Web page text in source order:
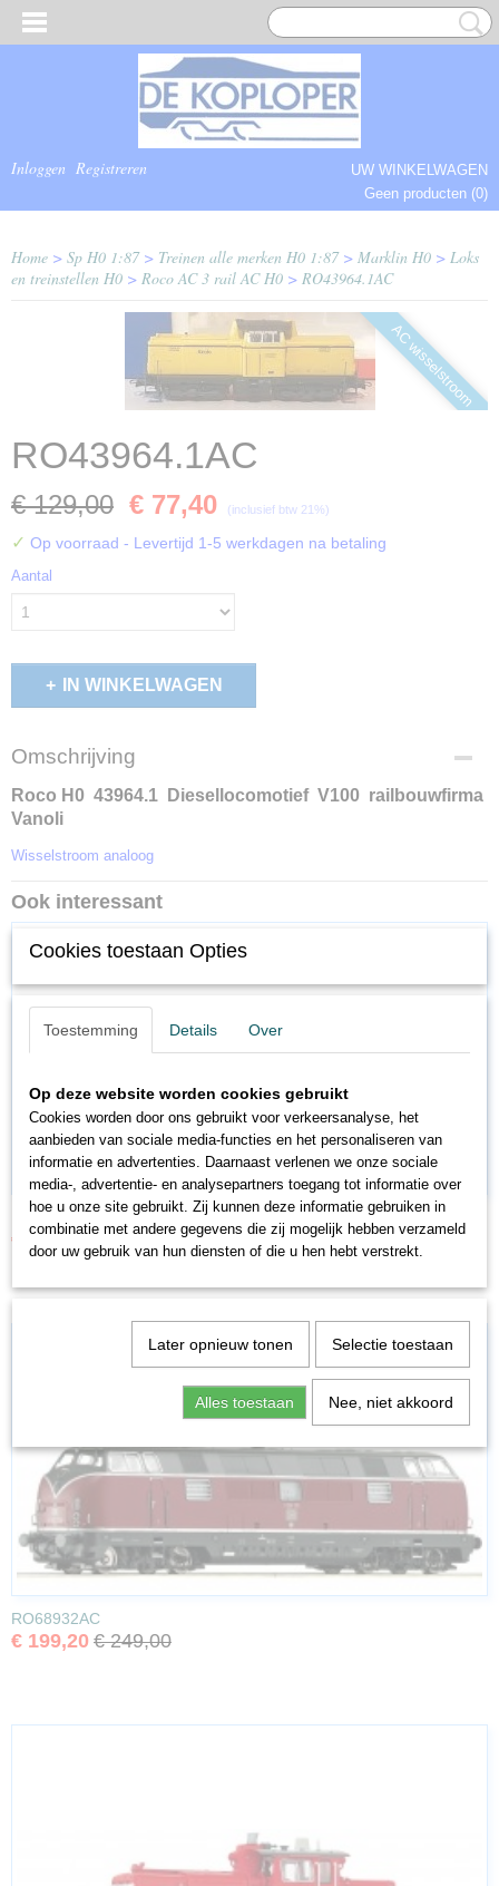
Inloggen Registreren
UW WINKELWAGEN
Geen producten (0)
Home > Sp H0 1:87> Treinen alle merken H0 1:87> Marklin H0 > Loks
en treinstellen H0 > Roco AC 3 rail AC H0 > RO43964.1AC
AC wisselstroom
RO43964.1AC
€ 129,00 € 77,40 (inclusief btw 21%)
✓ Op voorraad - Levertijd 1-5 werkdagen na betaling
Aantal
IN WINKELWAGEN
Omschrijving
Roco H0 43964.1 Diesellocomotief V100 railbouwfirma
Vanoli
Wisselstroom analoog
Ook interessant
RO68580AC
€ 142,40 € 178,00
RO68932AC
€ 199,20 € 249,00
Cookies toestaan Opties
Toestemming Details Over
Op deze website worden cookies gebruikt
Cookies worden door ons gebruikt voor verkeersanalyse, het
aanbieden van sociale media-functies en het personaliseren van
informatie en advertenties. Daarnaast verlenen we onze sociale
media-, advertentie- en analysepartners toegang tot informatie over
hoe u onze site gebruikt. Zij kunnen deze informatie gebruiken in
combinatie met andere gegevens die zij mogelijk hebben verzameld
door uw gebruik van hun diensten of die u hen hebt verstrekt.
Later opnieuw tonen Selectie toestaan
Alles toestaan Nee, niet akkoord